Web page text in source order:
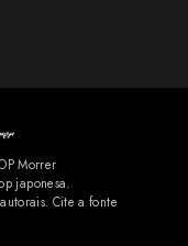
rapidamente
muitos
de streaming e
também sejam
Morrer
japonesa.
Cite a fonte